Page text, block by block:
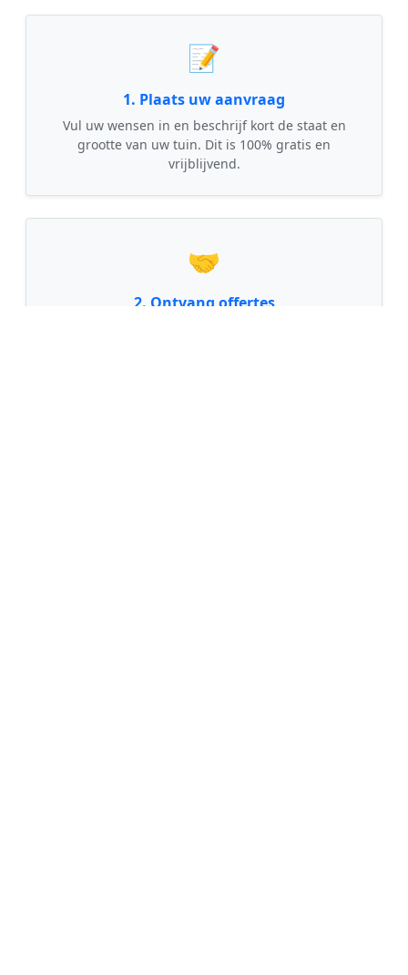
📝
1. Plaats uw aanvraag
Vul uw wensen in en beschrijf kort de staat en
grootte van uw tuin. Dit is 100% gratis en
vrijblijvend.
🤝
2. Ontvang offertes